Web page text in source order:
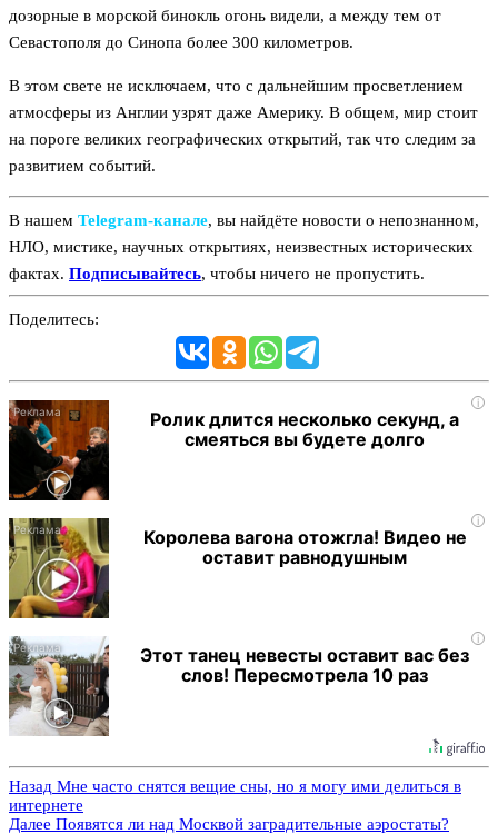
дозорные в морской бинокль огонь видели, а между тем от
Севастополя до Синопа более 300 километров.
В этом свете не исключаем, что с дальнейшим просветлением
атмосферы из Англии узрят даже Америку. В общем, мир стоит
на пороге великих географических открытий, так что следим за
развитием событий.
В нашем Telegram‑канале, вы найдёте новости о непознанном,
НЛО, мистике, научных открытиях, неизвестных исторических
фактах. Подписывайтесь, чтобы ничего не пропустить.
Поделитесь:
i
Ролик длится несколько секунд, а
смеяться вы будете долго
i
Королева вагона отожгла! Видео не
оставит равнодушным
i
Этот танец невесты оставит вас без
слов! Пересмотрела 10 раз
Назад Мне часто снятся вещие сны, но я могу ими делиться в
интернете
Далее Появятся ли над Москвой заградительные аэростаты?